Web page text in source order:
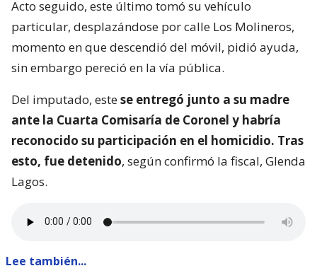
Acto seguido, este último tomó su vehículo
particular, desplazándose por calle Los Molineros,
momento en que descendió del móvil, pidió ayuda,
sin embargo pereció en la vía pública.
Del imputado, estese entregó junto a su madre
ante la Cuarta Comisaría de Coronel y habría
reconocido su participación en el homicidio. Tras
esto, fue detenido, según confirmó la fiscal, Glenda
Lagos.
Lee también...